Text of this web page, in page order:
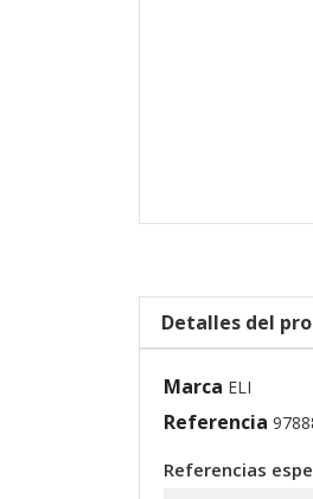
Detalles del
Marca ELI
Referencia
Referencias